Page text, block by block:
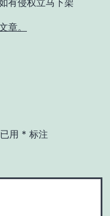
有侵权立马下架
章。
用 * 标注